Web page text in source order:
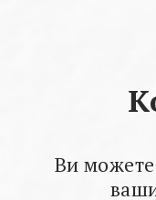
Ви можете